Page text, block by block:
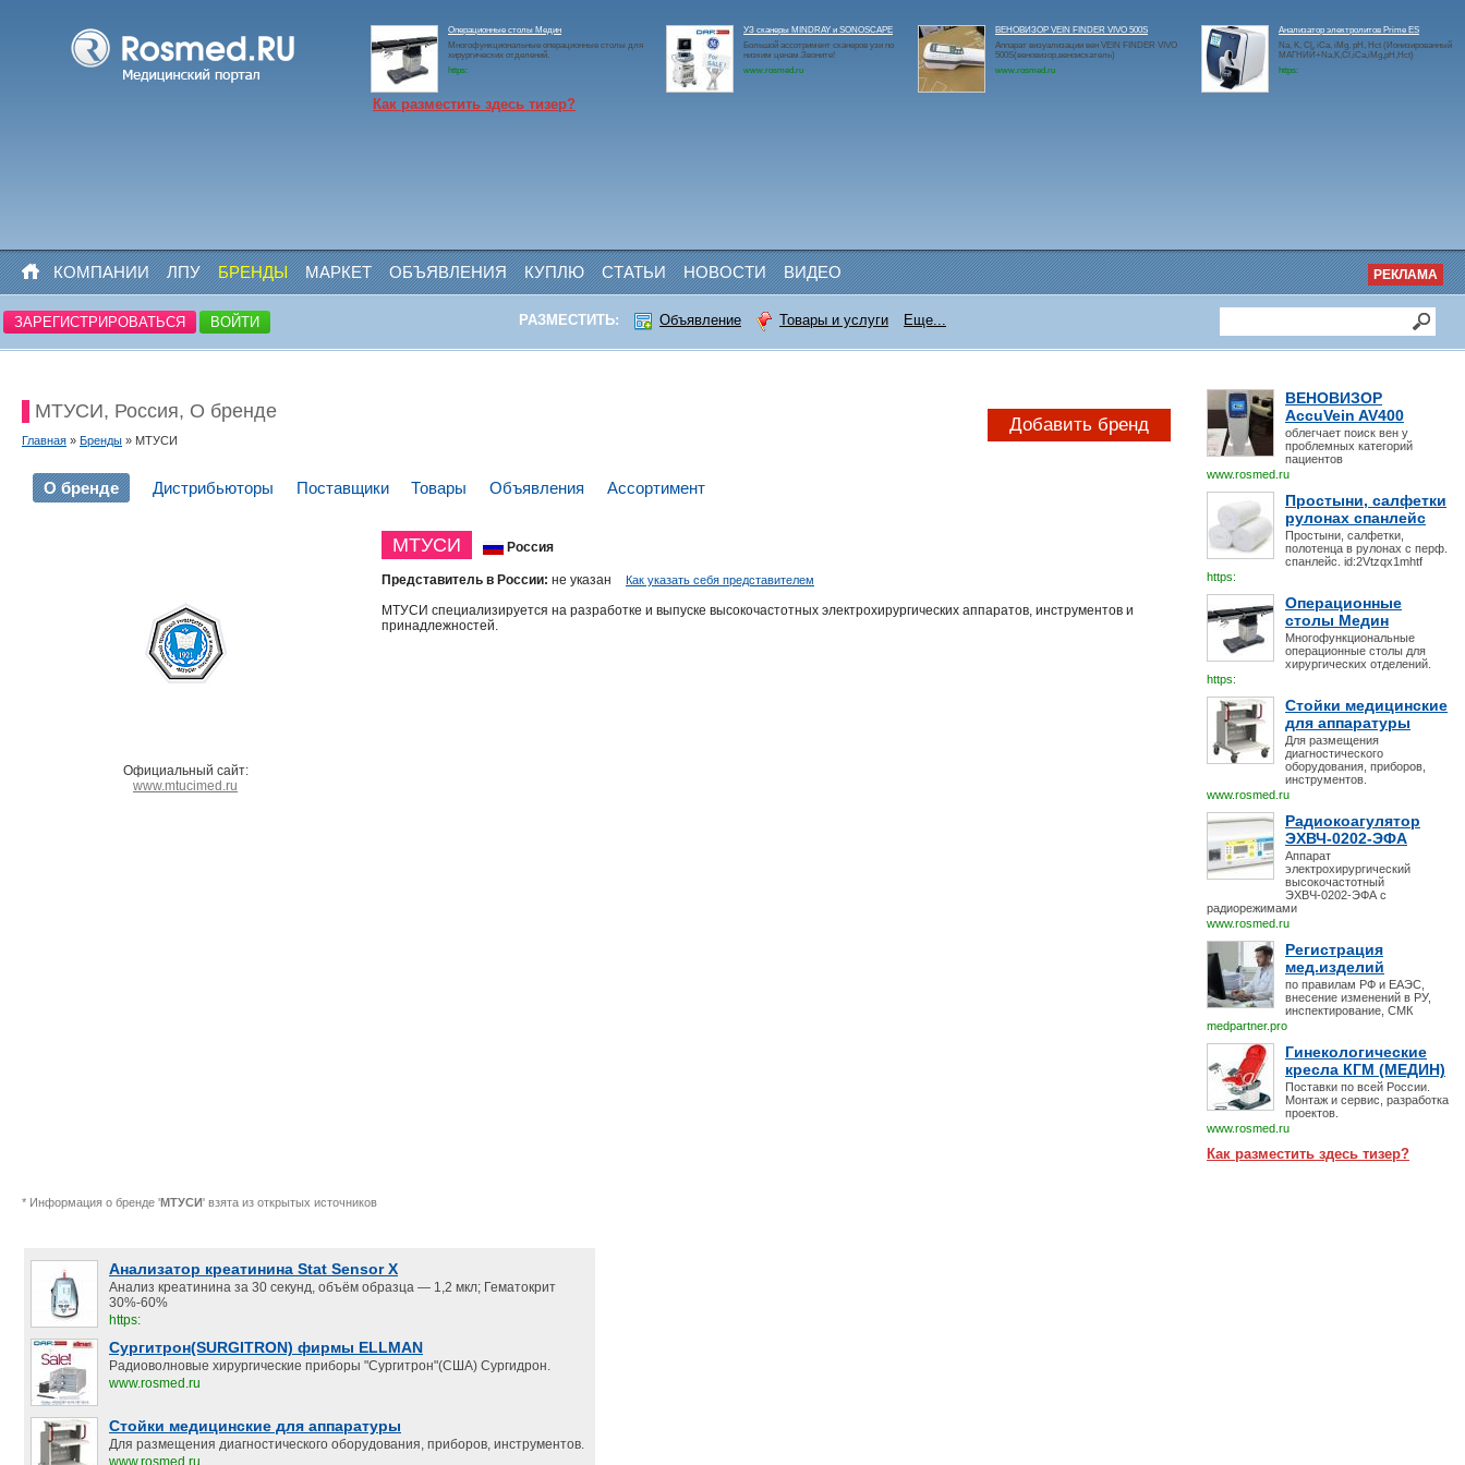
Операционные столы Медин
Многофункциональные операционные столы для
хирургических отделений.
https:
УЗ сканеры MINDRAY и SONOSCAPE
Большой ассотримент сканеров узи по
низким ценам.Звоните!
www.rosmed.ru
ВЕНОВИЗОР VEIN FINDER VIVO 500S
Аппарат визуализации вен VEIN FINDER VIVO
500S(веновизор,веноискатель)
www.rosmed.ru
Анализатор электролитов Prime ES
Na, K, Cl, iCa, iMg, pH, Hct (Ионизированный
МАГНИЙ+Na,K,Cl,iCa,iMg,pH,Hct)
https:
Как разместить здесь тизер?
КОМПАНИИ ЛПУ БРЕНДЫ МАРКЕТ ОБЪЯВЛЕНИЯ КУПЛЮ СТАТЬИ НОВОСТИ ВИДЕО РЕКЛАМА
ЗАРЕГИСТРИРОВАТЬСЯ ВОЙТИ РАЗМЕСТИТЬ: Объявление Товары и услуги Еще...
ВЕНОВИЗОР
AccuVein AV400
облегчает поиск вен у
проблемных категорий
пациентов
www.rosmed.ru
Простыни, салфетки
рулонах спанлейс
Простыни, салфетки,
полотенца в рулонах с перф.
спанлейс. id:2Vtzqx1mhtf
https:
Операционные
столы Медин
Многофункциональные
операционные столы для
хирургических отделений.
https:
Стойки медицинские
для аппаратуры
Для размещения
диагностического
оборудования, приборов,
инструментов.
www.rosmed.ru
Радиокоагулятор
ЭХВЧ-0202-ЭФА
Аппарат
электрохирургический
высокочастотный
ЭХВЧ-0202-ЭФА с
радиорежимами
www.rosmed.ru
Регистрация
мед.изделий
по правилам РФ и ЕАЭС,
внесение изменений в РУ,
инспектирование, СМК
medpartner.pro
Гинекологические
кресла КГМ (МЕДИН)
Поставки по всей России.
Монтаж и сервис, разработка
проектов.
www.rosmed.ru
Как разместить здесь тизер?
МТУСИ, Россия, О бренде
Главная » Бренды » МТУСИ
Добавить бренд
О бренде Дистрибьюторы Поставщики Товары Объявления Ассортимент
Официальный сайт:
www.mtucimed.ru
МТУСИ Россия
Представитель в России: не указан Как указать себя представителем
МТУСИ специализируется на разработке и выпуске высокочастотных электрохирургических аппаратов, инструментов и
принадлежностей.
* Информация о бренде 'МТУСИ' взята из открытых источников
Анализатор креатинина Stat Sensor X
Анализ креатинина за 30 секунд, объём образца — 1,2 мкл; Гематокрит
30%-60%
https:
Сургитрон(SURGITRON) фирмы ELLMAN
Радиоволновые хирургические приборы "Сургитрон"(США) Сургидрон.
www.rosmed.ru
Стойки медицинские для аппаратуры
Для размещения диагностического оборудования, приборов, инструментов.
www.rosmed.ru